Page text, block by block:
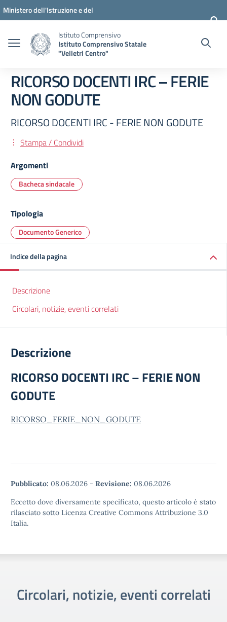
Vai ai contenuti
Vai al menu di navigazione
Vai al footer
Ministero dell'Istruzione e del
Istituto Comprensivo
Istituto Comprensivo Statale
"Velletri Centro"
RICORSO DOCENTI IRC – FERIE
NON GODUTE
RICORSO DOCENTI IRC - FERIE NON GODUTE
Stampa / Condividi
Argomenti
Bacheca sindacale
Tipologia
Documento Generico
Indice della pagina
Descrizione
Circolari, notizie, eventi correlati
Descrizione
RICORSO DOCENTI IRC – FERIE NON
GODUTE
RICORSO_FERIE_NON_GODUTE
Pubblicato: 08.06.2026 - Revisione: 08.06.2026
Eccetto dove diversamente specificato, questo articolo è stato
rilasciato sotto Licenza Creative Commons Attribuzione 3.0
Italia.
Circolari, notizie, eventi correlati